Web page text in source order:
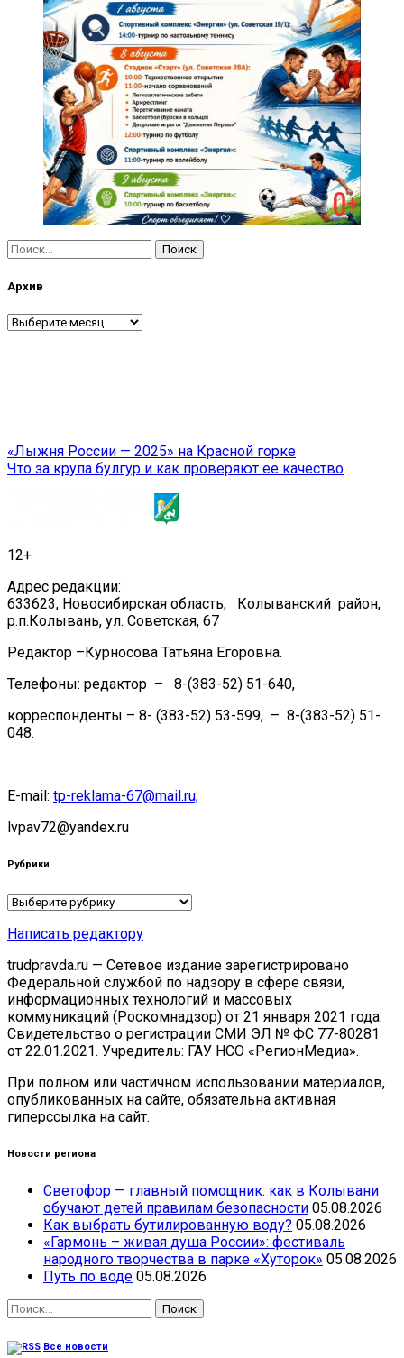
Найти:
Архив
Архив
Навигация
по
«Лыжня России — 2025» на Красной горке
Что за крупа булгур и как проверяют ее качество
12+
Адрес редакции:
633623, Новосибирская область, Колыванский район,
р.п.Колывань, ул. Советская, 67
Редактор –Курносова Татьяна Егоровна.
Телефоны: редактор – 8-(383-52) 51-640,
корреспонденты – 8- (383-52) 53-599, – 8-(383-52) 51-
048.
E-mail: tp-reklama-67@mail.ru;
lvpav72@yandex.ru
Рубрики
Рубрики
Написать редактору
trudpravda.ru — Сетевое издание зарегистрировано
Федеральной службой по надзору в сфере связи,
информационных технологий и массовых
коммуникаций (Роскомнадзор) от 21 января 2021 года.
Свидетельство о регистрации СМИ ЭЛ № ФС 77-80281
от 22.01.2021. Учредитель: ГАУ НСО «РегионМедиа».
При полном или частичном использовании материалов,
опубликованных на сайте, обязательна активная
гиперссылка на сайт.
Новости региона
Светофор — главный помощник: как в Колывани
обучают детей правилам безопасности 05.08.2026
Как выбрать бутилированную воду? 05.08.2026
«Гармонь – живая душа России»: фестиваль
народного творчества в парке «Хуторок» 05.08.2026
Путь по воде 05.08.2026
Найти:
Все новости